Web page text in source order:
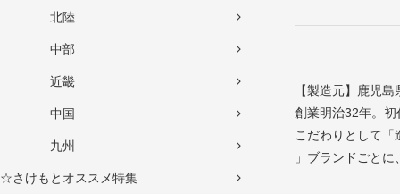
北陸
中部
近畿
中国
九州
☆さけもとオススメ特集
【製造元】鹿児
創業明治32年。
こだわりとして「
」ブランドごと